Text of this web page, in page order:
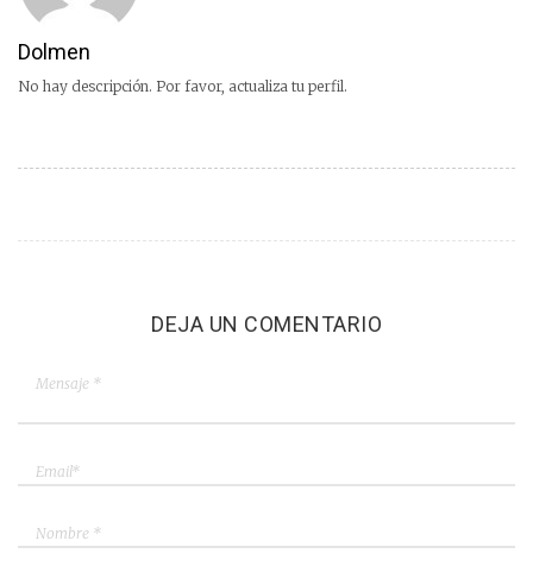
Dolmen
No hay descripción. Por favor, actualiza tu perfil.
DEJA UN COMENTARIO